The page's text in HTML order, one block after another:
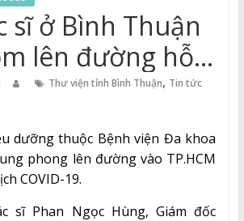
sĩ ở Bình Thuận
lên đường hỗ
Thư viện tỉnh Bình Thuận, Tin tức
dưỡng thuộc Bệnh viện Đa khoa
phong lên đường vào TP.HCM
COVID-19.
sĩ Phan Ngọc Hùng, Giám đốc